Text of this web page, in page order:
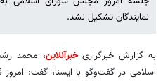
نمایندگان تشکیل نشد.
به گزارش خبرگزاریخبرآنلاین، محمد
اسلامی در گفت‌وگو با ایسنا، گفت: